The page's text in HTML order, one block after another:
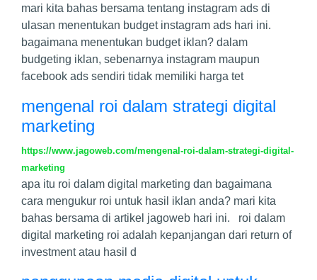
mari kita bahas bersama tentang instagram ads di
ulasan menentukan budget instagram ads hari ini.
bagaimana menentukan budget iklan? dalam
budgeting iklan, sebenarnya instagram maupun
facebook ads sendiri tidak memiliki harga tet
mengenal roi dalam strategi digital
marketing
https://www.jagoweb.com/mengenal-roi-dalam-strategi-digital-
marketing
apa itu roi dalam digital marketing dan bagaimana
cara mengukur roi untuk hasil iklan anda? mari kita
bahas bersama di artikel jagoweb hari ini. roi dalam
digital marketing roi adalah kepanjangan dari return of
investment atau hasil d